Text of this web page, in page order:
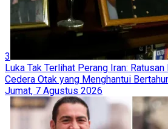
3
Luka Tak Terlihat Perang Iran:
Cedera Otak yang Menghantui
Jumat, 7 Agustus 2026